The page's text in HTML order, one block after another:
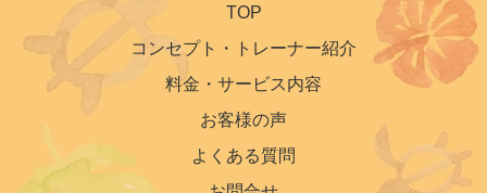
TOP
コンセプト・トレーナー紹介
料金・サービス内容
お客様の声
よくある質問